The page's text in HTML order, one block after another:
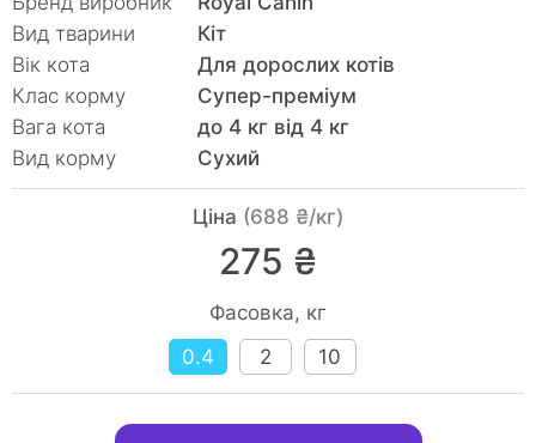
Вид тварини
Кiт
Вік кота
Для дорослих котів
Клас корму
Супер-преміум
Вага кота
до 4 кг від 4 кг
Вид корму
Сухий
Ціна (688 ₴/кг)
275 ₴
Фасовка, кг
0.4
2 10